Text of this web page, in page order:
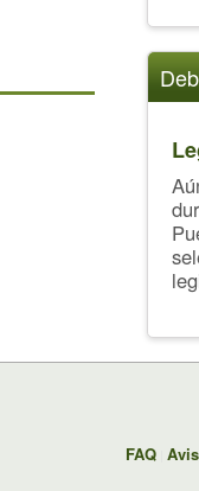
FAQ